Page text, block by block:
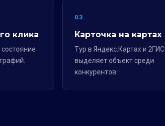
клика
03
Карточка на картах
Тур в Яндекс.Картах и 2ГИС
выделяет объект среди
конкурентов.